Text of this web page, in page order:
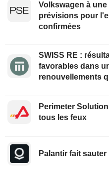
Volkswagen à
prévisions pour
confirmées
SWISS RE :
favorables dans
renouvellements
Perimeter
tous les feux
Palantir fait